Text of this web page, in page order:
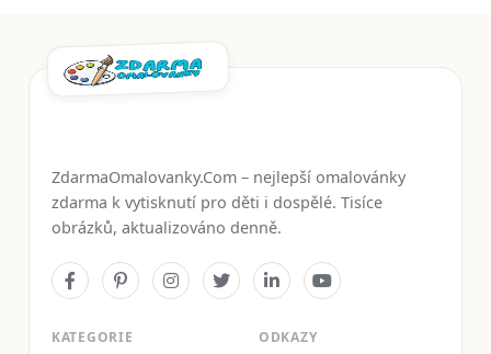
ZdarmaOmalovanky.Com – nejlepší omalovánky
zdarma k vytisknutí pro děti i dospělé. Tisíce
obrázků, aktualizováno denně.
KATEGORIE ODKAZY